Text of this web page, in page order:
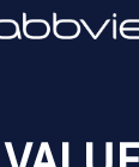
hipótese